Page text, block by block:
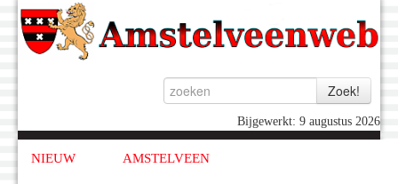
Bijgewerkt: 9 augustus 2026
NIEUW AMSTELVEEN